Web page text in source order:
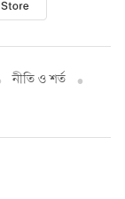
নীতি ও শর্ত